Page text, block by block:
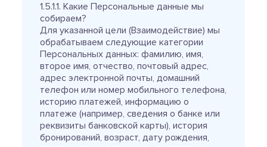
1.5.1.1. Какие Персональные данные мы
собираем?
Для указанной цели (Взаимодействие) мы
обрабатываем следующие категории
Персональных данных: фамилию, имя,
второе имя, отчество, почтовый адрес,
адрес электронной почты, домашний
телефон или номер мобильного телефона,
историю платежей, информацию о
платеже (например, сведения о банке или
реквизиты банковской карты), история
бронирований, возраст, дату рождения,